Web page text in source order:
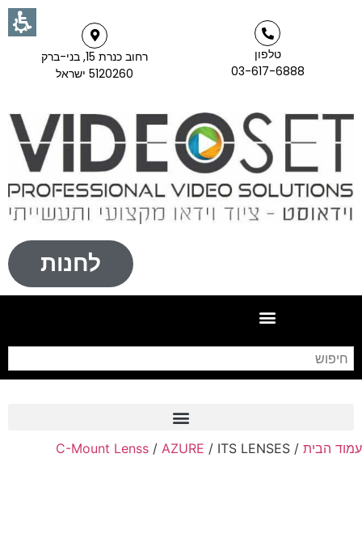
טלפון
03-617-6888
רחוב כנרת 15, בני-ברק
5120260 ישראל
לחנות
Frame Grabber
עמוד הבית /
C-Mount Lenss / AZURE / ITS LENSES